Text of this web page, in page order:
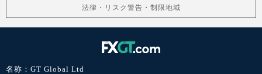
法律・リスク警告・制限地域
名称：GT Global Ltd